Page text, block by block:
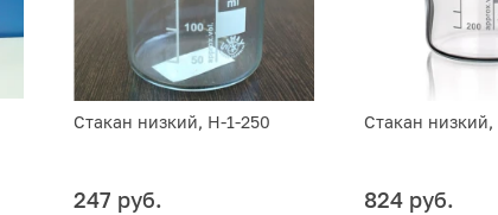
Стакан низкий, Н-1-250
247 руб.
Стакан низкий,
824 руб.